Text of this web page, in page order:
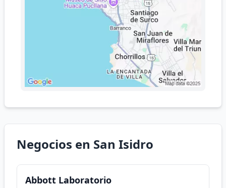
Negocios en San Isidro
Abbott Laboratorio